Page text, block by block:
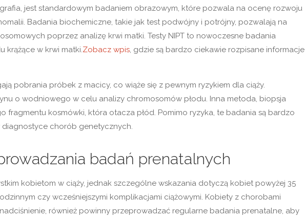
jest standardowym badaniem obrazowym, które pozwala na ocenę rozwoju
Badania biochemiczne, takie jak test podwójny i potrójny, pozwalają na
poprzez analizę krwi matki. Testy NIPT to nowoczesne badania
krążące w krwi matki.Zobacz wpis, gdzie są bardzo ciekawie rozpisane informacje
pobrania próbek z macicy, co wiąże się z pewnym ryzykiem dla ciąży.
o wodniowego w celu analizy chromosomów płodu. Inna metoda, biopsja
fragmentu kosmówki, która otacza płód. Pomimo ryzyka, te badania są bardzo
diagnostyce chorób genetycznych.
badań prenatalnych
kobietom w ciąży, jednak szczególne wskazania dotyczą kobiet powyżej 35
czy wcześniejszymi komplikacjami ciążowymi. Kobiety z chorobami
również powinny przeprowadzać regularne badania prenatalne, aby